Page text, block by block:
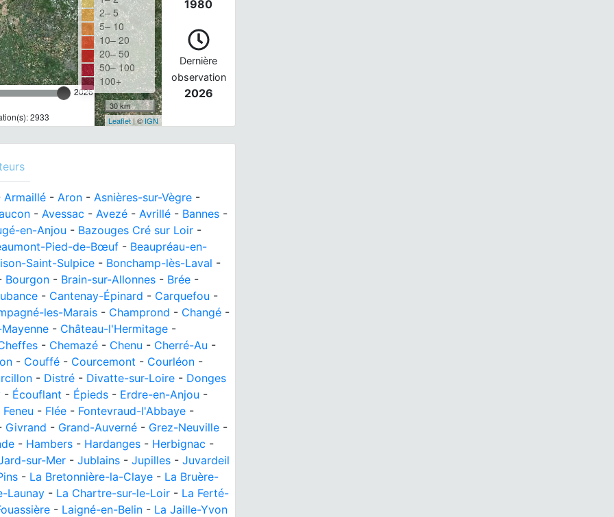
2026
2933
2– 5
5– 10
10– 20
20– 50
50– 100
100+
30 km
Leaflet| © IGN
1980
Dernière
observation
2026
Armaillé - Aron - Asnières-sur-Vègre -
- Avessac - Avezé - Avrillé - Bannes -
en-Anjou - Bazouges Cré sur Loir -
Pied-de-Bœuf - Beaupréau-en-
Saint-Sulpice - Bonchamp-lès-Laval -
Bourgon - Brain-sur-Allonnes - Brée -
- Cantenay-Épinard - Carquefou -
les-Marais - Champrond - Changé -
- Château-l'Hermitage -
- Chemazé - Chenu - Cherré-Au -
- Couffé - Courcemont - Courléon -
- Distré - Divatte-sur-Loire - Donges
- Écouflant - Épieds - Erdre-en-Anjou -
Feneu - Flée - Fontevraud-l'Abbaye -
Givrand - Grand-Auverné - Grez-Neuville -
- Hambers - Hardanges - Herbignac -
sur-Mer - Jublains - Jupilles - Juvardeil
- La Bretonnière-la-Claye - La Bruère-
Launay - La Chartre-sur-le-Loir - La Ferté-
- Laigné-en-Belin - La Jaille-Yvon